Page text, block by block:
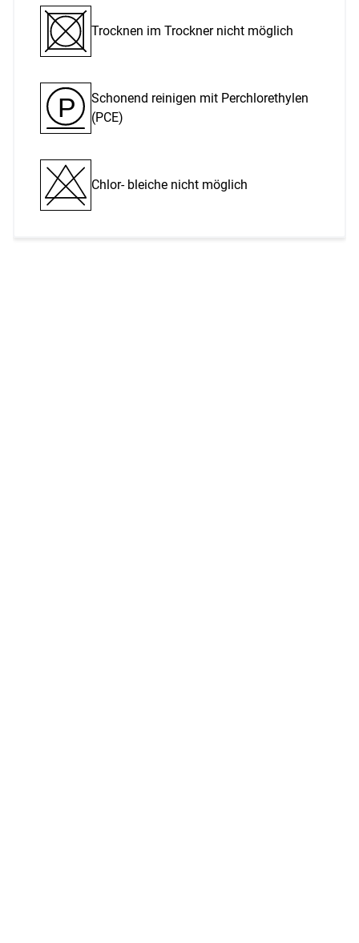
Trocknen im Trockner nicht möglich
P
Schonend reinigen mit Perchlor­ethylen
(PCE)
Chlor- bleiche nicht möglich